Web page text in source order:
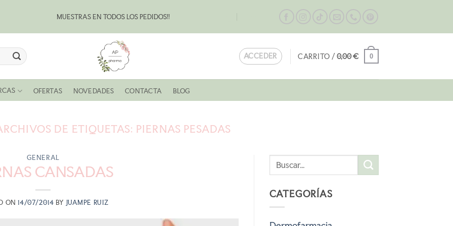
MUESTRAS EN TODOS LOS PEDIDOS!!
ACCEDER CARRITO /0,00€ 0
OFERTAS NOVEDADES CONTACTA BLOG
DE ETIQUETAS: PIERNAS PESADAS
GENERAL
CANSADAS
ON14/07/2014 BY JUAMPE RUIZ
CATEGORÍAS